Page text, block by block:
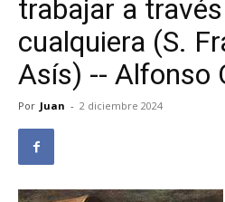
trabajar a
cualquiera (S.
Asís) -- Alfonso
Por Juan - 2 diciembre 2024